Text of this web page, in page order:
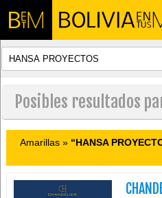
Posibles resultados
Amarillas » “HANSA